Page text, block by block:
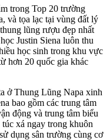
trong Top 20 trường
và tọa lạc tại vùng đất lý
lũng rượu đẹp nhất
Justin Siena luôn thu
học sinh trong khu vực
hơn 20 quốc gia khác
ở Thung Lũng Napa xinh
bao gồm các trung tâm
động và trung tâm biểu
xá ngay trong khuôn
dụng sân trường cùng cơ